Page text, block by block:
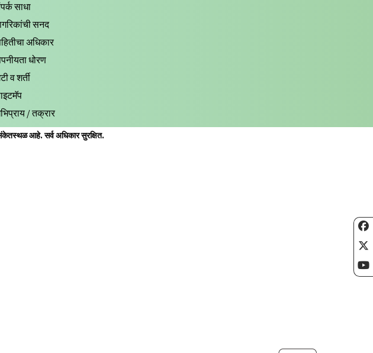
साधा
सनद
अधिकार
धोरण
व शर्ती
/ तक्रार
आहे. सर्व अधिकार सुरक्षित.